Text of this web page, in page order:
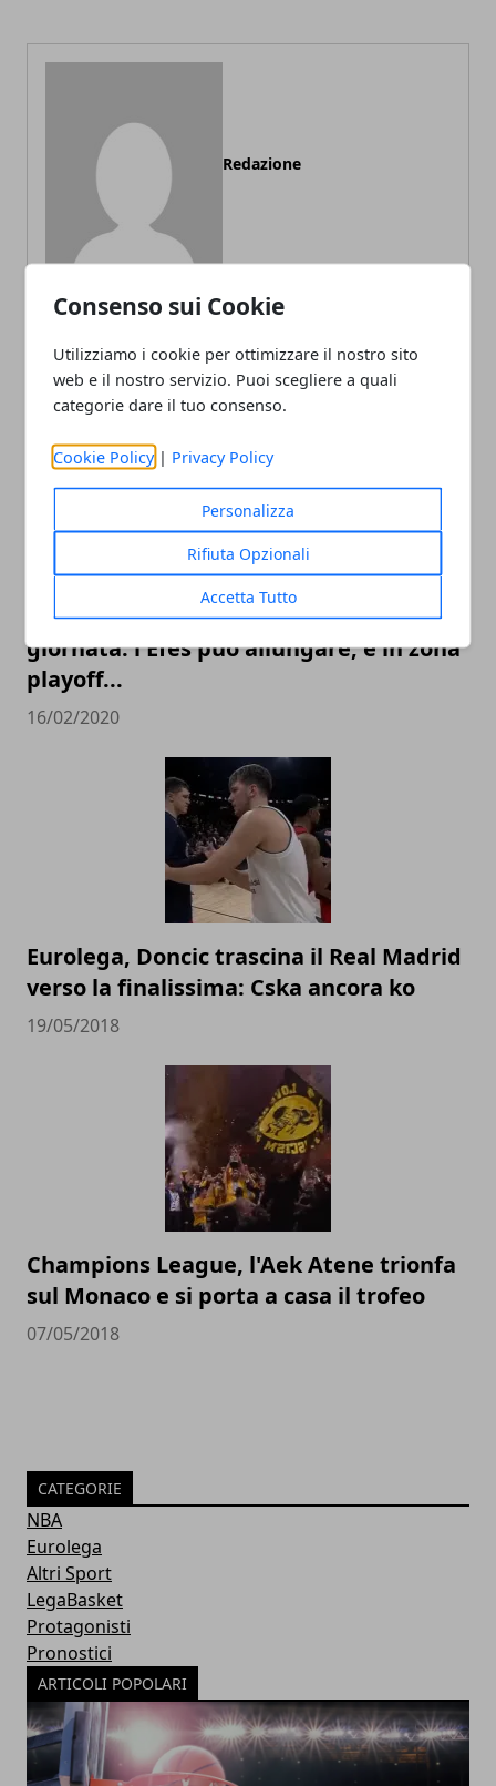
Consenso sui Cookie
Utilizziamo i cookie per ottimizzare il nostro sito
web e il nostro servizio. Puoi scegliere a quali
categorie dare il tuo consenso.
Cookie Policy | Privacy Policy
Personalizza
Rifiuta Opzionali
Accetta Tutto
Redazione
ARTICOLI CORRELATI
Top 16 Eurolega 2020, guida alla 25°
giornata: l'Efes può allungare, e in zona
playoff...
16/02/2020
Eurolega, Doncic trascina il Real Madrid
verso la finalissima: Cska ancora ko
19/05/2018
Champions League, l'Aek Atene trionfa
sul Monaco e si porta a casa il trofeo
07/05/2018
CATEGORIE
NBA
Eurolega
Altri Sport
LegaBasket
Protagonisti
Pronostici
ARTICOLI POPOLARI